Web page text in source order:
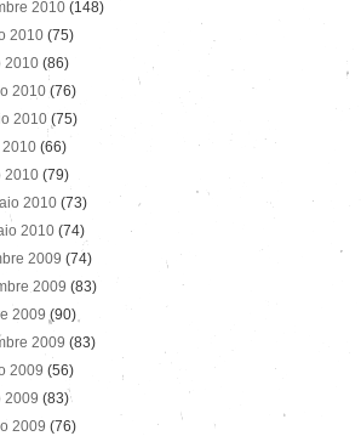
2010 (148)
2010 (75)
2010 (86)
2010 (76)
2010 (75)
(66)
2010 (79)
2010 (73)
2010 (74)
2009 (74)
2009 (83)
2009 (90)
2009 (83)
2009 (56)
2009 (83)
2009 (76)